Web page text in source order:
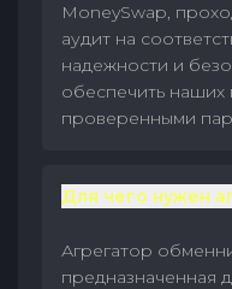
MoneySwap,
аудит на
надежности и
обеспечить наших
проверенными
Для чего нужен
Агрегатор
предназначенная